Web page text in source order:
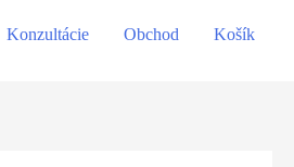
Konzultácie Obchod Košík